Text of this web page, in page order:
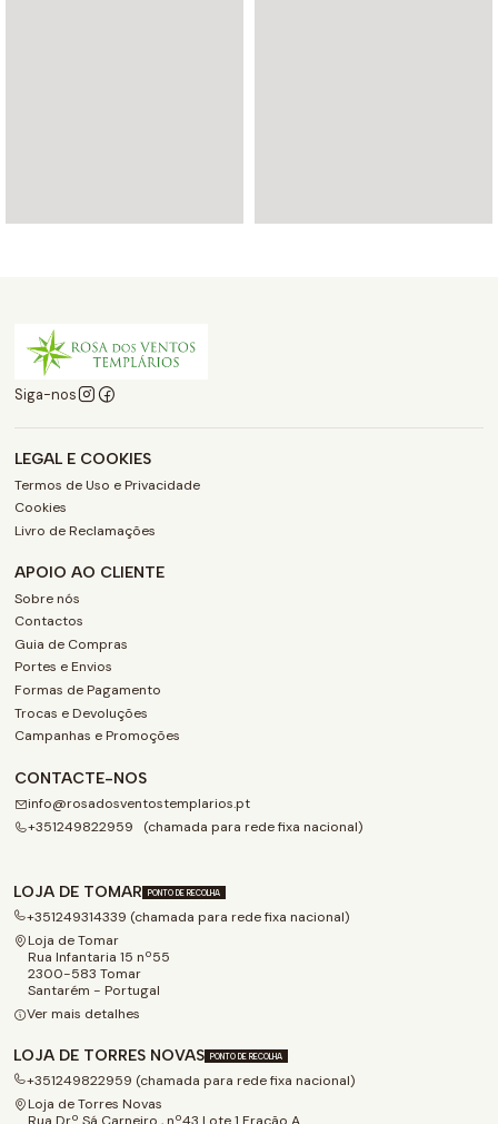
Siga-nos
LEGAL E COOKIES
Termos de Uso e Privacidade
Cookies
Livro de Reclamações
APOIO AO CLIENTE
Sobre nós
Contactos
Guia de Compras
Portes e Envios
Formas de Pagamento
Trocas e Devoluções
Campanhas e Promoções
CONTACTE-NOS
info@rosadosventostemplarios.pt
+351249822959 (chamada para rede fixa nacional)
LOJA DE TOMAR PONTO DE RECOLHA
+351249314339 (chamada para rede fixa nacional)
Loja de Tomar
Rua Infantaria 15 nº55
2300-583 Tomar
Santarém - Portugal
Ver mais detalhes
LOJA DE TORRES NOVAS PONTO DE RECOLHA
+351249822959 (chamada para rede fixa nacional)
Loja de Torres Novas